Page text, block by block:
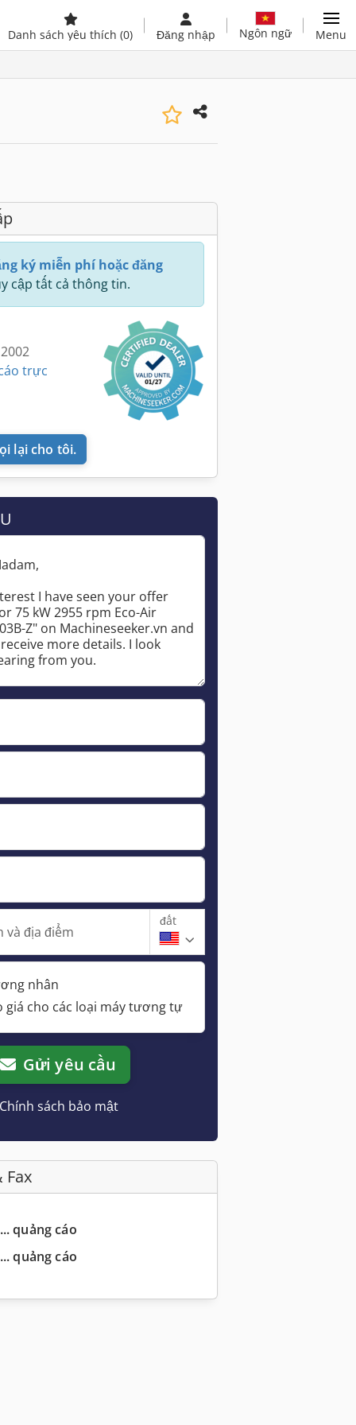
Danh sách yêu thích (0) Đăng nhập Ngôn ngữ Menu
ký miễn phí hoặc đăng
cập tất cả thông tin.
trực
lại cho tôi.
và địa điểm
đất
nhân
giá cho các loại máy tương tự
Gửi yêu cầu
sách bảo mật
Fax
quảng cáo
quảng cáo